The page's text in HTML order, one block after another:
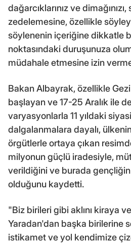
dağarcıklarınız ve
zedelemesine, özellikle
söylenenin içeriğine dikkatle
noktasındaki duruşunuza
müdahale etmesine izin
Bakan Albayrak, özellikle
başlayan ve 17-25 Aralık ile
varyasyonlarla 11 yıldaki
dalgalanmalara dayalı,
örgütlerle ortaya çıkan
milyonun güçlü iradesiyle,
verildiğini ve burada
olduğunu kaydetti.
"Biz birileri gibi aklını kiraya
Yaradan'dan başka birilerine
istikamet ve yol kendimize